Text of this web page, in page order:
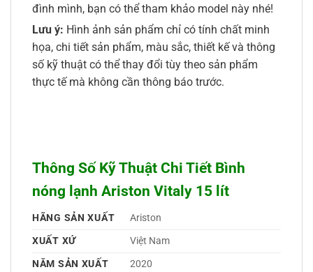
đình mình, bạn có thể tham khảo model này nhé!
Lưu ý: Hình ảnh sản phẩm chỉ có tính chất minh
họa, chi tiết sản phẩm, màu sắc, thiết kế và thông
số kỹ thuật có thể thay đổi tùy theo sản phẩm
thực tế mà không cần thông báo trước.
Thông Số Kỹ Thuật Chi Tiết Bình
nóng lạnh Ariston Vitaly 15 lít
HÃNG SẢN XUẤT
Ariston
XUẤT XỨ
Việt Nam
NĂM SẢN XUẤT
2020